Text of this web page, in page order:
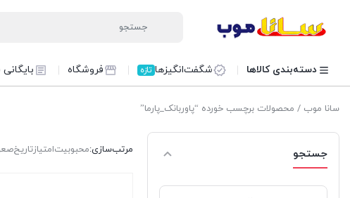
دسته‌بندی کالاها شگفت‌انگیزها تازه فروشگاه
سانا موب / محصولات برچسب خورده “پاوربانک_پارما”
جستجو مرتب‌سازی:محبوبیتامتیازتاریخ